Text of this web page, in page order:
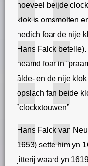
hoeveel beijde
klok is omsmolten
nedich foar de nije
Hans Falck
neamd foar in
âlde- en de nije
opslach fan beide
”clockxtouwen”.
Hans Falck van
1653) sette him yn
jitterij waard yn